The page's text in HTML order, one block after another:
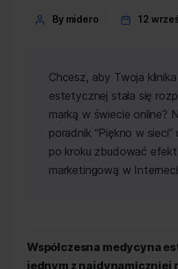
PostBy midero 12
Chcesz, aby Twoja
estetycznej stała się
marką w świecie online?
poradnik “Piękno w sieci”
po kroku zbudować
marketingową w
Współczesna medycyna
jednym z najdynamiczniej